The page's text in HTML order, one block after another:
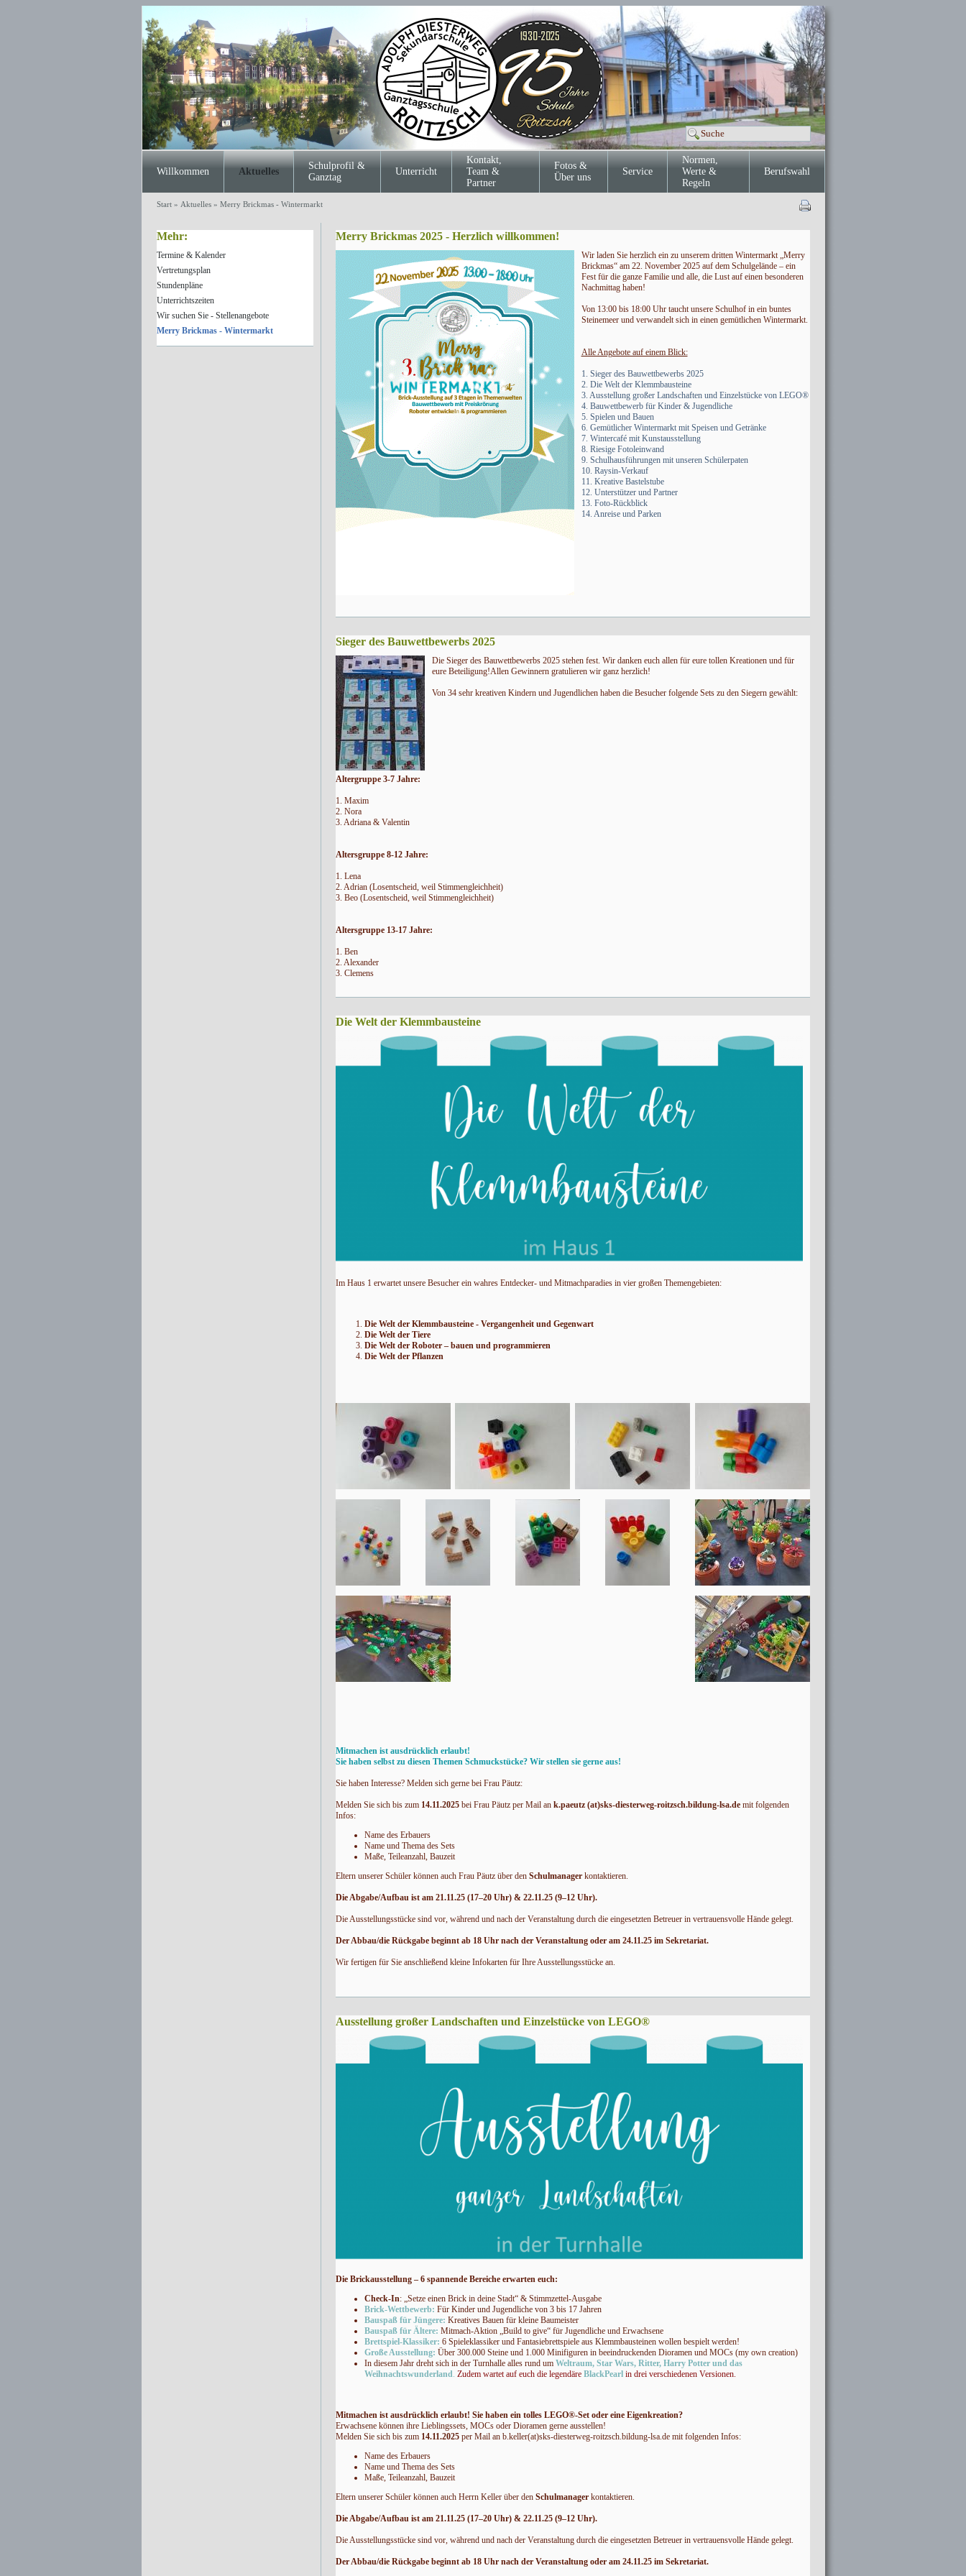
Willkommen Aktuelles
Schulprofil &
Ganztag
Unterricht
Kontakt,
Team &
Partner
Fotos &
Über uns
Service
Normen,
Werte &
Regeln
Berufswahl
Start» Aktuelles» Merry Brickmas - Wintermarkt
Mehr:
Termine & Kalender
Vertretungsplan
Stundenpläne
Unterrichtszeiten
Wir suchen Sie - Stellenangebote
Merry Brickmas - Wintermarkt
Merry Brickmas 2025 - Herzlich willkommen!
Wir laden Sie herzlich ein zu unserem dritten Wintermarkt „Merry
Brickmas“ am 22. November 2025 auf dem Schulgelände – ein
Fest für die ganze Familie und alle, die Lust auf einen besonderen
Nachmittag haben!
Von 13:00 bis 18:00 Uhr taucht unsere Schulhof in ein buntes
Steinemeer und verwandelt sich in einen gemütlichen Wintermarkt.
Alle Angebote auf einem Blick:
1. Sieger des Bauwettbewerbs 2025
2. Die Welt der Klemmbausteine
3. Ausstellung großer Landschaften und Einzelstücke von LEGO®
4. Bauwettbewerb für Kinder & Jugendliche
5. Spielen und Bauen
6. Gemütlicher Wintermarkt mit Speisen und Getränke
7. Wintercafé mit Kunstausstellung
8. Riesige Fotoleinwand
9. Schulhausführungen mit unseren Schülerpaten
10. Raysin-Verkauf
11. Kreative Bastelstube
12. Unterstützer und Partner
13. Foto-Rückblick
14. Anreise und Parken
Sieger des Bauwettbewerbs 2025
Die Sieger des Bauwettbewerbs 2025 stehen fest. Wir danken euch allen für eure tollen Kreationen und für
eure Beteiligung!Allen Gewinnern gratulieren wir ganz herzlich!
Von 34 sehr kreativen Kindern und Jugendlichen haben die Besucher folgende Sets zu den Siegern gewählt:
Altergruppe 3-7 Jahre:
1. Maxim
2. Nora
3. Adriana & Valentin
Altersgruppe 8-12 Jahre:
1. Lena
2. Adrian (Losentscheid, weil Stimmengleichheit)
3. Beo (Losentscheid, weil Stimmengleichheit)
Altersgruppe 13-17 Jahre:
1. Ben
2. Alexander
3. Clemens
Die Welt der Klemmbausteine
Im Haus 1 erwartet unsere Besucher ein wahres Entdecker- und Mitmachparadies in vier großen Themengebieten:
Die Welt der Klemmbausteine - Vergangenheit und Gegenwart
Die Welt der Tiere
Die Welt der Roboter – bauen und programmieren
Die Welt der Pflanzen
Mitmachen ist ausdrücklich erlaubt!
Sie haben selbst zu diesen Themen Schmuckstücke? Wir stellen sie gerne aus!
Sie haben Interesse? Melden sich gerne bei Frau Päutz:
Melden Sie sich bis zum 14.11.2025bei Frau Päutz per Mail an k.paeutz (at)sks-diesterweg-roitzsch.bildung-lsa.demit folgenden
Infos:
Name des Erbauers
Name und Thema des Sets
Maße, Teileanzahl, Bauzeit
Eltern unserer Schüler können auch Frau Päutz über den Schulmanagerkontaktieren.
Die Abgabe/Aufbau ist am 21.11.25 (17–20 Uhr) & 22.11.25 (9–12 Uhr).
Die Ausstellungsstücke sind vor, während und nach der Veranstaltung durch die eingesetzten Betreuer in vertrauensvolle Hände gelegt.
Der Abbau/die Rückgabe beginnt ab 18 Uhr nach der Veranstaltung oder am 24.11.25 im Sekretariat.
Wir fertigen für Sie anschließend kleine Infokarten für Ihre Ausstellungsstücke an.
Ausstellung großer Landschaften und Einzelstücke von LEGO®
Die Brickausstellung – 6 spannende Bereiche erwarten euch:
Check-In: „Setze einen Brick in deine Stadt“ & Stimmzettel-Ausgabe
Brick-Wettbewerb: Für Kinder und Jugendliche von 3 bis 17 Jahren
Bauspaß für Jüngere: Kreatives Bauen für kleine Baumeister
Bauspaß für Ältere: Mitmach-Aktion „Build to give“ für Jugendliche und Erwachsene
Brettspiel-Klassiker: 6 Spieleklassiker und Fantasiebrettspiele aus Klemmbausteinen wollen bespielt werden!
Große Ausstellung: Über 300.000 Steine und 1.000 Minifiguren in beeindruckenden Dioramen und MOCs (my own creation)
In diesem Jahr dreht sich in der Turnhalle alles rund um Weltraum, Star Wars, Ritter, Harry Potter und das
Weihnachtswunderland. Zudem wartet auf euch die legendäre BlackPearl in drei verschiedenen Versionen.
Mitmachen ist ausdrücklich erlaubt! Sie haben ein tolles LEGO®-Set oder eine Eigenkreation?
Erwachsene können ihre Lieblingssets, MOCs oder Dioramen gerne ausstellen!
Melden Sie sich bis zum 14.11.2025per Mail an b.keller(at)sks-diesterweg-roitzsch.bildung-lsa.de mit folgenden Infos:
Name des Erbauers
Name und Thema des Sets
Maße, Teileanzahl, Bauzeit
Eltern unserer Schüler können auch Herrn Keller über den Schulmanagerkontaktieren.
Die Abgabe/Aufbau ist am 21.11.25 (17–20 Uhr) & 22.11.25 (9–12 Uhr).
Die Ausstellungsstücke sind vor, während und nach der Veranstaltung durch die eingesetzten Betreuer in vertrauensvolle Hände gelegt.
Der Abbau/die Rückgabe beginnt ab 18 Uhr nach der Veranstaltung oder am 24.11.25 im Sekretariat.